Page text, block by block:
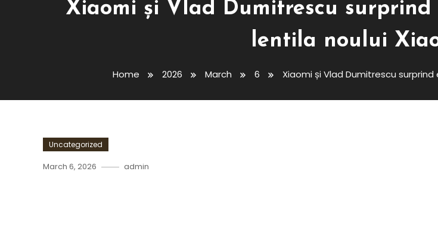
Xiaomi și Vlad Dumitrescu
lentila noului
Home 2026 March 6 Xiaomi și Vlad Dumitrescu
Uncategorized
March 6, 2026 admin